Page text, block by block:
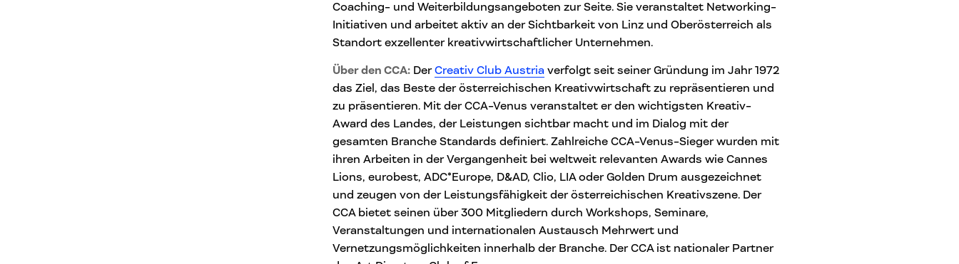
Coaching- und Weiterbildungsangeboten zur Seite. Sie veranstaltet Networking-
Initiativen und arbeitet aktiv an der Sichtbarkeit von Linz und Oberösterreich als
Standort exzellenter kreativwirtschaftlicher Unternehmen.
Über den CCA:DerCreativ Club Austriaverfolgt seit seiner Gründung im Jahr 1972
das Ziel, das Beste der österreichischen Kreativwirtschaft zu repräsentieren und
zu präsentieren. Mit der CCA-Venus veranstaltet er den wichtigsten Kreativ-
Award des Landes, der Leistungen sichtbar macht und im Dialog mit der
gesamten Branche Standards definiert. Zahlreiche CCA-Venus-Sieger wurden mit
ihren Arbeiten in der Vergangenheit bei weltweit relevanten Awards wie Cannes
Lions, eurobest, ADC*Europe, D&AD, Clio, LIA oder Golden Drum ausgezeichnet
und zeugen von der Leistungsfähigkeit der österreichischen Kreativszene. Der
CCA bietet seinen über 300 Mitgliedern durch Workshops, Seminare,
Veranstaltungen und internationalen Austausch Mehrwert und
Vernetzungsmöglichkeiten innerhalb der Branche. Der CCA ist nationaler Partner